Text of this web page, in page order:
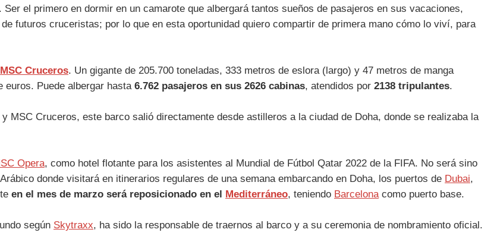
Ser el primero en dormir en un camarote que albergará tantos sueños de pasajeros en sus vacaciones,
futuros cruceristas; por lo que en esta oportunidad quiero compartir de primera mano cómo lo viví, para
MSC Cruceros. Un gigante de 205.700 toneladas, 333 metros de eslora (largo) y 47 metros de manga
euros. Puede albergar hasta 6.762 pasajeros en sus 2626 cabinas, atendidos por 2138 tripulantes.
MSC Cruceros, este barco salió directamente desde astilleros a la ciudad de Doha, donde se realizaba la
Opera, como hotel flotante para los asistentes al Mundial de Fútbol Qatar 2022 de la FIFA. No será sino
donde visitará en itinerarios regulares de una semana embarcando en Doha, los puertos de Dubai,
en el mes de marzo será reposicionado en el Mediterráneo, teniendo Barcelona como puerto base.
según Skytraxx, ha sido la responsable de traernos al barco y a su ceremonia de nombramiento oficial.